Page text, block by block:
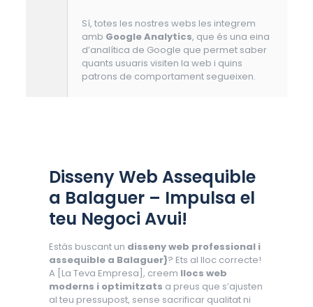
Sí, totes les nostres webs les integrem
amb Google Analytics, que és una eina
d’analítica de Google que permet saber
quants usuaris visiten la web i quins
patrons de comportament segueixen.
Disseny Web Assequible
a Balaguer – Impulsa el
teu Negoci Avui!
Estàs buscant un disseny web professional i
assequible a Balaguer}? Ets al lloc correcte!
A [La Teva Empresa], creem llocs web
moderns i optimitzats a preus que s’ajusten
al teu pressupost, sense sacrificar qualitat ni